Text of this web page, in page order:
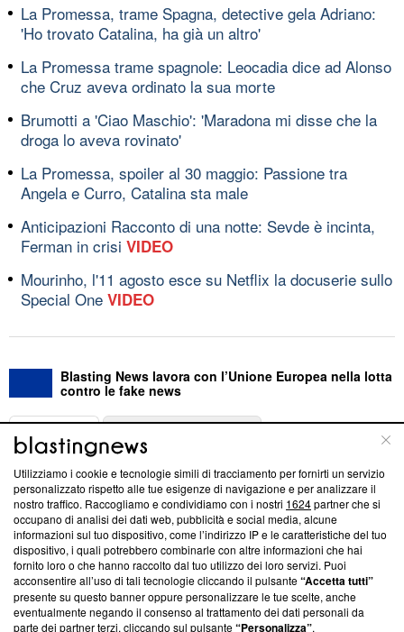
La Promessa, trame Spagna, detective gela Adriano:
'Ho trovato Catalina, ha già un altro'
La Promessa trame spagnole: Leocadia dice ad Alonso
che Cruz aveva ordinato la sua morte
Brumotti a 'Ciao Maschio': 'Maradona mi disse che la
droga lo aveva rovinato'
La Promessa, spoiler al 30 maggio: Passione tra
Angela e Curro, Catalina sta male
Anticipazioni Racconto di una notte: Sevde è incinta,
Ferman in crisi VIDEO
Mourinho, l'11 agosto esce su Netflix la docuserie sullo
Special One VIDEO
Blasting News lavora con l’Unione Europea nella lotta
contro le fake news
ABOUT
Questa sezione offre informazioni trasparenti su Blasting
News, sui nostri processi editoriali e su come ci impegniamo a
creare news di qualità. Inoltre, afferma la nostra aderenza a
‘Trust Project - News with Integrity’Blasting News non è
ancora membro del programma, ma ha richiesto di farne
parte; Trust Project non ha ancora effettuato una verifica di
conformità agli standard.
Utilizziamo i cookie e tecnologie simili di tracciamento per fornirti un servizio
personalizzato rispetto alle tue esigenze di navigazione e per analizzare il
nostro traffico. Raccogliamo e condividiamo con i nostri 1624partner che si
occupano di analisi dei dati web, pubblicità e social media, alcune
informazioni sul tuo dispositivo, come l’indirizzo IP e le caratteristiche del tuo
dispositivo, i quali potrebbero combinarle con altre informazioni che hai
fornito loro o che hanno raccolto dal tuo utilizzo dei loro servizi. Puoi
acconsentire all’uso di tali tecnologie cliccando il pulsante“Accetta tutti”
presente su questo banner oppure personalizzare le tue scelte, anche
eventualmente negando il consenso al trattamento dei dati personali da
parte dei partner terzi, cliccando sul pulsante“Personalizza”.